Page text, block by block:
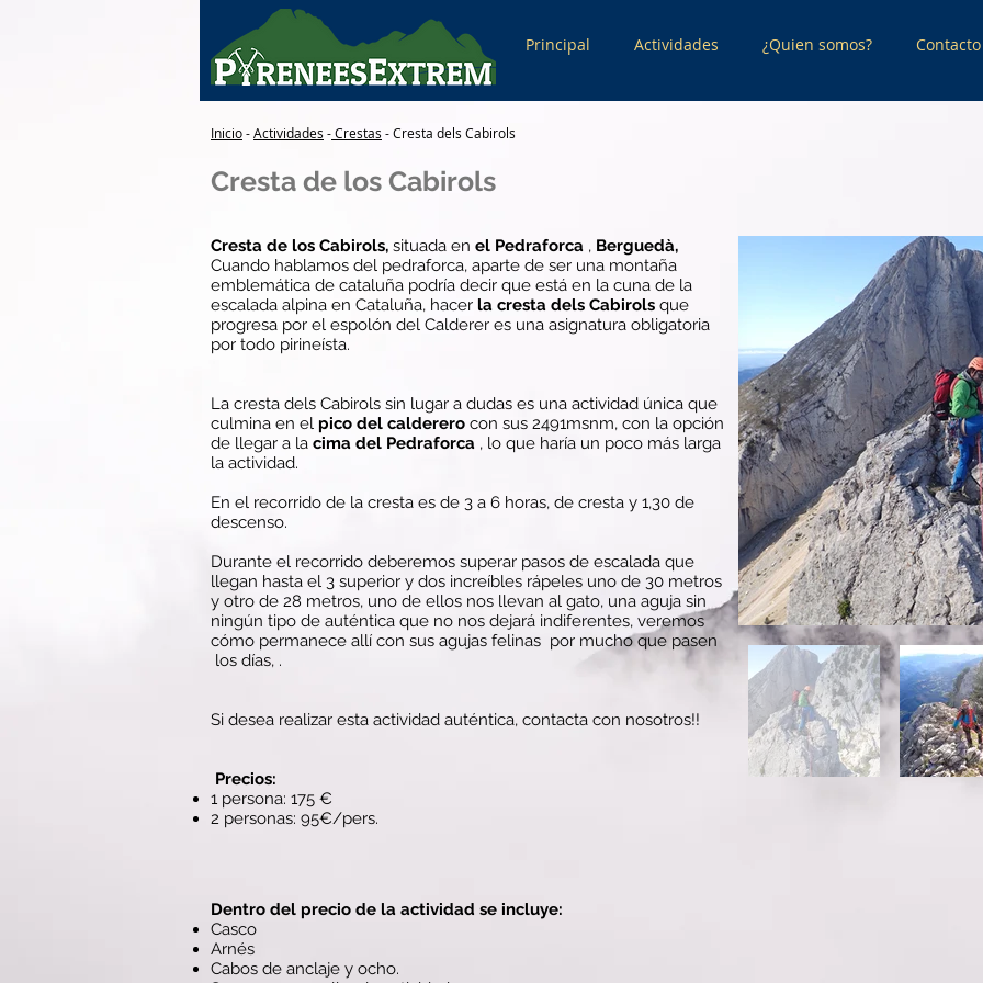
Principal Actividades ¿Quien somos? Contacto
Inicio-Actividades -Crestas - Cresta dels Cabirols
Cresta de los Cabirols
Cresta de los Cabirols, situada en el Pedraforca , Berguedà,
Cuando hablamos del pedraforca, aparte de ser una montaña
emblemática de cataluña podría decir que está en la cuna de la
escalada alpina en Cataluña, hacer la cresta dels Cabirols que
progresa por el espolón del Calderer es una asignatura obligatoria
por todo pirineísta.
La cresta dels Cabirols sin lugar a dudas es una actividad única que
culmina en el pico del calderero con sus 2491msnm, con la opción
de llegar a la cima del Pedraforca , lo que haría un poco más larga
la actividad.
En el recorrido de la cresta es de 3 a 6 horas, de cresta y 1,30 de
descenso.
Durante el recorrido deberemos superar pasos de escalada que
llegan hasta el 3 superior y dos increíbles rápeles uno de 30 metros
y otro de 28 metros, uno de ellos nos llevan al gato, una aguja sin
ningún tipo de auténtica que no nos dejará indiferentes, veremos
cómo permanece allí con sus agujas felinas por mucho que pasen
los días, .
Si desea realizar esta actividad auténtica, contacta con nosotros!!
Precios:
1 persona: 175 €
2 personas: 95€/pers.
Dentro del precio de la actividad se incluye:
Casco
Arnés
Cabos de anclaje y ocho.